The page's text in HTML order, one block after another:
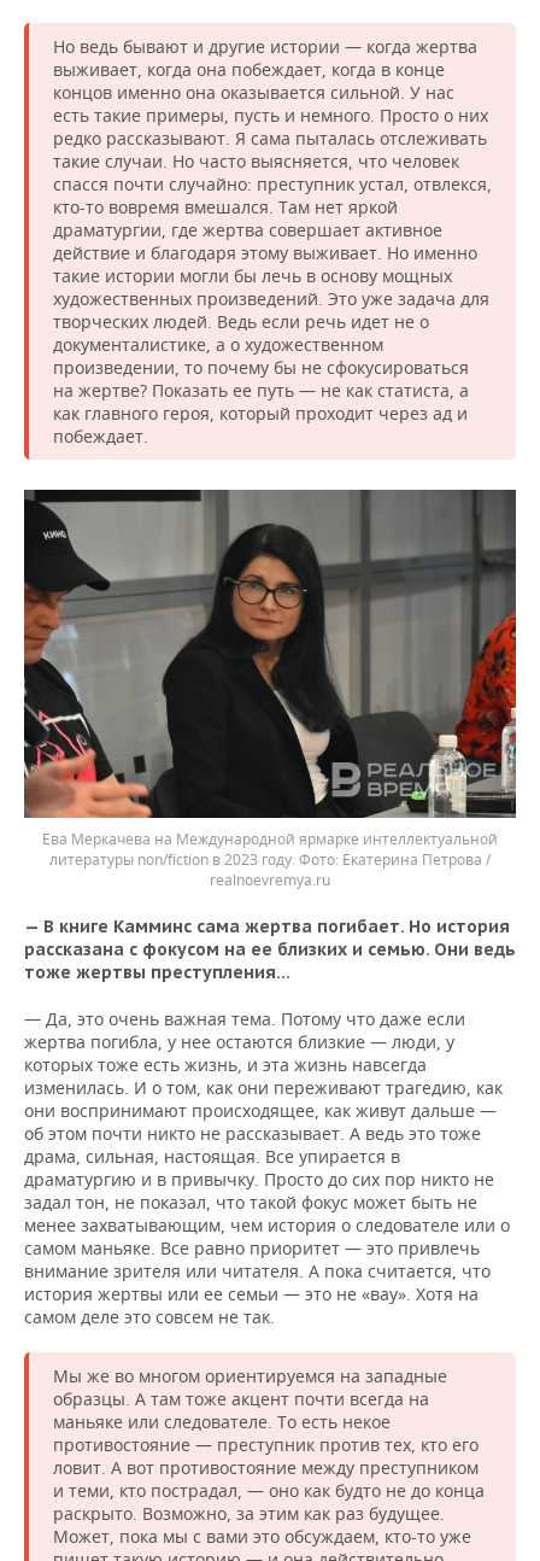
Но ведь бывают и другие истории — когда жертва
выживает, когда она побеждает, когда в конце
концов именно она оказывается сильной. У нас
есть такие примеры, пусть и немного. Просто о них
редко рассказывают. Я сама пыталась отслеживать
такие случаи. Но часто выясняется, что человек
спасся почти случайно: преступник устал, отвлекся,
кто-то вовремя вмешался. Там нет яркой
драматургии, где жертва совершает активное
действие и благодаря этому выживает. Но именно
такие истории могли бы лечь в основу мощных
художественных произведений. Это уже задача для
творческих людей. Ведь если речь идет не о
документалистике, а о художественном
произведении, то почему бы не сфокусироваться
на жертве? Показать ее путь — не как статиста, а
как главного героя, который проходит через ад и
побеждает.
Ева Меркачева на Международной ярмарке интеллектуальной
литературы non/fiction в 2023 году.
Екатерина Петрова /
realnoevremya.ru
— В книге Камминс сама жертва погибает. Но история
рассказана с фокусом на ее близких и семью. Они ведь
тоже жертвы преступления…
— Да, это очень важная тема. Потому что даже если
жертва погибла, у нее остаются близкие — люди, у
которых тоже есть жизнь, и эта жизнь навсегда
изменилась. И о том, как они переживают трагедию, как
они воспринимают происходящее, как живут дальше —
об этом почти никто не рассказывает. А ведь это тоже
драма, сильная, настоящая. Все упирается в
драматургию и в привычку. Просто до сих пор никто не
задал тон, не показал, что такой фокус может быть не
менее захватывающим, чем история о следователе или о
самом маньяке. Все равно приоритет — это привлечь
внимание зрителя или читателя. А пока считается, что
история жертвы или ее семьи — это не «вау». Хотя на
самом деле это совсем не так.
Мы же во многом ориентируемся на западные
образцы. А там тоже акцент почти всегда на
маньяке или следователе. То есть некое
противостояние — преступник против тех, кто его
ловит. А вот противостояние между преступником
и теми, кто пострадал, — оно как будто не до конца
раскрыто. Возможно, за этим как раз будущее.
Может, пока мы с вами это обсуждаем, кто-то уже